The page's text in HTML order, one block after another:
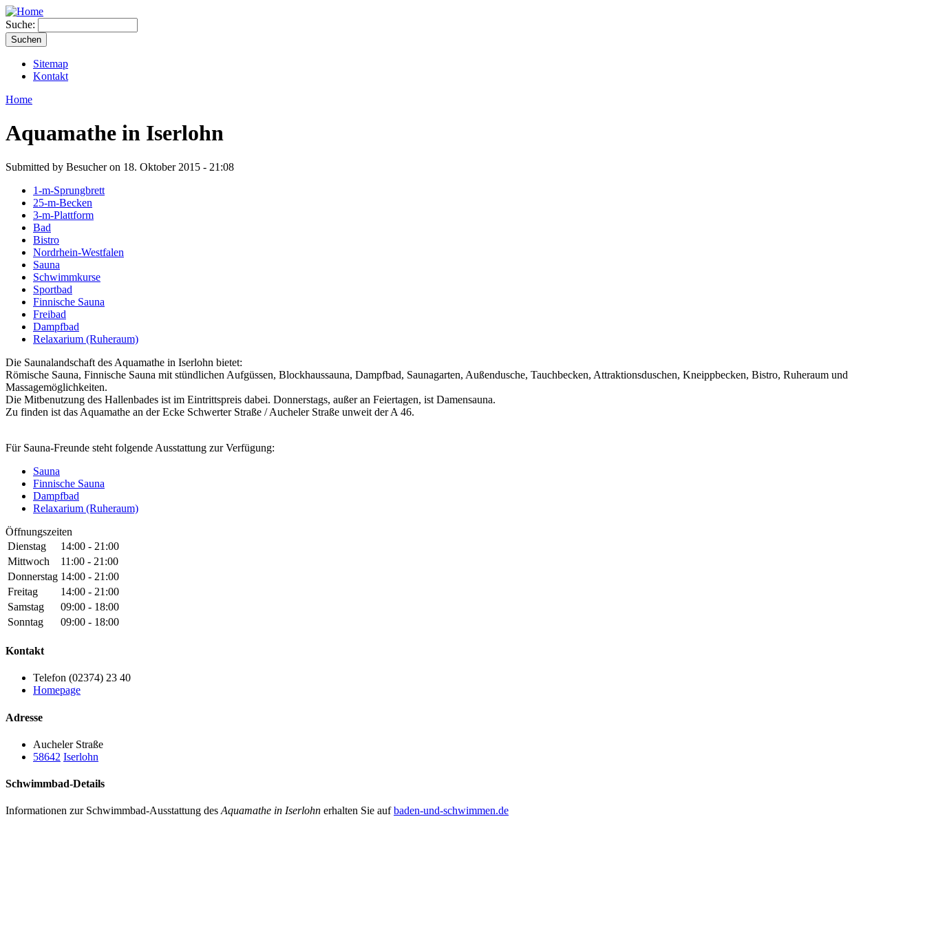
Suche:
Sitemap
Kontakt
Home
Aquamathe in Iserlohn
Submitted by Besucher on 18. Oktober 2015 - 21:08
1-m-Sprungbrett
25-m-Becken
3-m-Plattform
Bad
Bistro
Nordrhein-Westfalen
Sauna
Schwimmkurse
Sportbad
Finnische Sauna
Freibad
Dampfbad
Relaxarium (Ruheraum)
Die Saunalandschaft des Aquamathe in Iserlohn bietet:
Römische Sauna, Finnische Sauna mit stündlichen Aufgüssen, Blockhaussauna, Dampfbad, Saunagarten, Außendusche, Tauchbecken, Attraktionsduschen, Kneippbecken, Bistro, Ruheraum und
Massagemöglichkeiten.
Die Mitbenutzung des Hallenbades ist im Eintrittspreis dabei. Donnerstags, außer an Feiertagen, ist Damensauna.
Zu finden ist das Aquamathe an der Ecke Schwerter Straße / Aucheler Straße unweit der A 46.
Für Sauna-Freunde steht folgende Ausstattung zur Verfügung:
Sauna
Finnische Sauna
Dampfbad
Relaxarium (Ruheraum)
Öffnungszeiten
Dienstag
14:00 - 21:00
Mittwoch
11:00 - 21:00
Donnerstag 14:00 - 21:00
Freitag
14:00 - 21:00
Samstag
09:00 - 18:00
Sonntag
09:00 - 18:00
Kontakt
Telefon (02374) 23 40
Homepage
Adresse
Aucheler Straße
58642 Iserlohn
Schwimmbad-Details
Informationen zur Schwimmbad-Ausstattung desAquamathe in Iserlohn erhalten Sie aufbaden-und-schwimmen.de